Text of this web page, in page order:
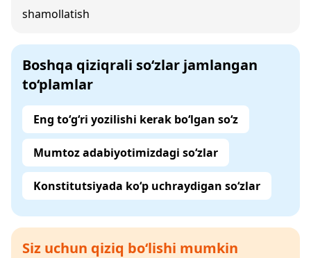
shamollatish
Boshqa qiziqrali so‘zlar jamlangan
to‘plamlar
Eng to‘g‘ri yozilishi kerak bo‘lgan so‘z
Mumtoz adabiyotimizdagi so‘zlar
Konstitutsiyada ko‘p uchraydigan so‘zlar
Siz uchun qiziq bo‘lishi mumkin